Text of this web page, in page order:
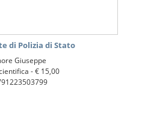
di Polizia di Stato
Giuseppe
-€ 15,00